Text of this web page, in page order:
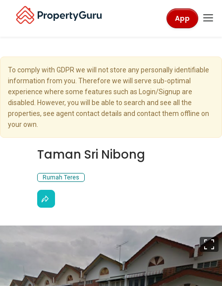
App
To comply with GDPR we will not store any personally identifiable
information from you. Therefore we will serve sub-optimal
experience where some features such as Login/Signup are
disabled. However, you will be able to search and see all the
properties, see agent contact details and contact them offline on
your own.
Taman Sri Nibong
Rumah Teres